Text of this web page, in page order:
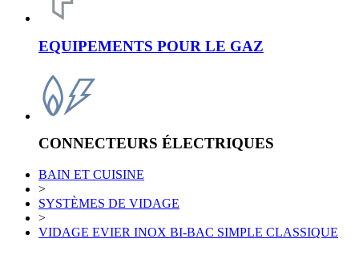
EQUIPEMENTS POUR LE GAZ
CONNECTEURS ÉLECTRIQUES
BAIN ET CUISINE
>
SYSTÈMES DE VIDAGE
>
VIDAGE EVIER INOX BI-BAC SIMPLE CLASSIQUE